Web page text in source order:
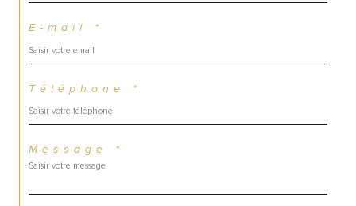
E-mail *
Téléphone *
Message *